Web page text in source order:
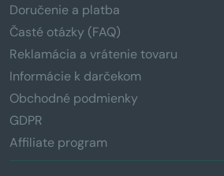
Doručenie a platba
Časté otázky (FAQ)
Reklamácia a vrátenie tovaru
Informácie k darčekom
Obchodné podmienky
GDPR
Affiliate program